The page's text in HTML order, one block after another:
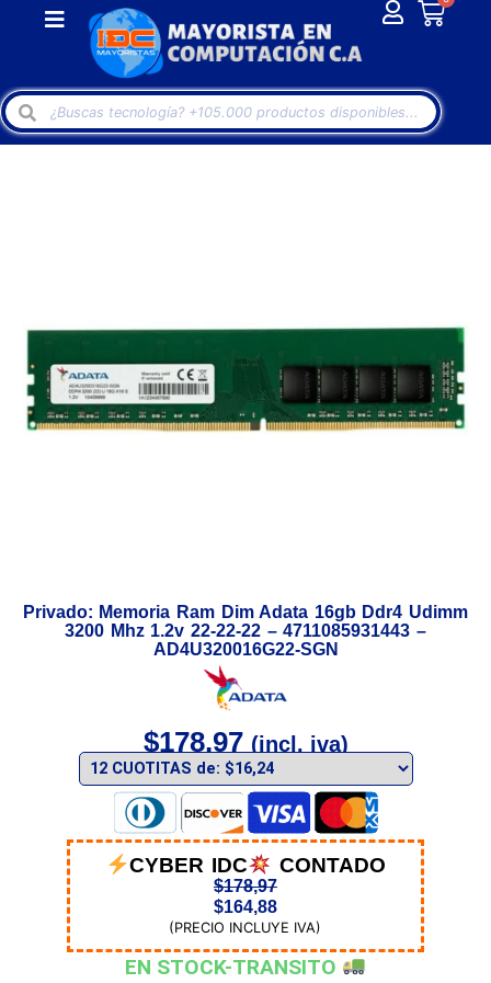
Privado: Memoria Ram Dim Adata 16gb Ddr4 Udimm
3200 Mhz 1.2v 22-22-22 – 4711085931443 –
AD4U320016G22-SGN
$178,97 (incl. iva)
CYBER IDC CONTADO
$178,97
$164,88
(PRECIO INCLUYE IVA)
EN STOCK-TRANSITO